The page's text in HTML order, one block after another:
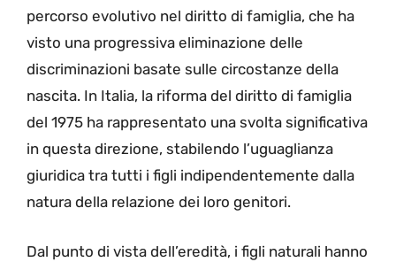
percorso evolutivo nel diritto di famiglia, che ha
visto una progressiva eliminazione delle
discriminazioni basate sulle circostanze della
nascita. In Italia, la riforma del diritto di famiglia
del 1975 ha rappresentato una svolta significativa
in questa direzione, stabilendo l’uguaglianza
giuridica tra tutti i figli indipendentemente dalla
natura della relazione dei loro genitori.
Dal punto di vista dell’eredità, i figli naturali hanno